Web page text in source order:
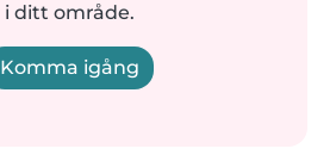
i ditt område.
Komma igång